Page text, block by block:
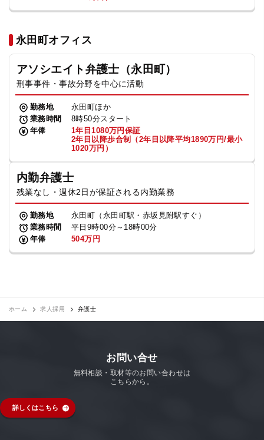
永田町オフィス
アソシエイト弁護士（永田町）
刑事事件・事故分野を中心に活動
勤務地
永田町ほか
業務時間
8時50分スタート
年俸
1年目1080万円保証
2年目以降歩合制（2年目以降平均1890万円/最小
1020万円）
内勤弁護士
残業なし・週休2日が保証される内勤業務
勤務地
永田町（永田町駅・赤坂見附駅すぐ）
業務時間
平日9時00分～18時00分
年俸
504万円
ホーム 求人採用 弁護士
お問い合せ
無料相談・取材等のお問い合わせは
こちらから。
詳しくはこちら